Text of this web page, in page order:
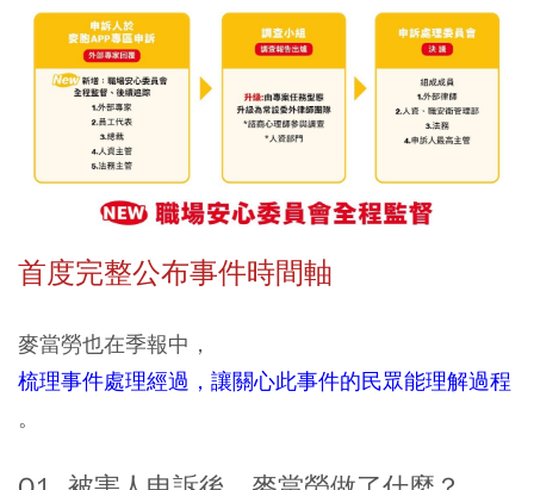
首度完整公布事件時間軸
麥當勞也在季報中，
梳理事件處理經過，讓關心此事件的民眾能理解過程
。